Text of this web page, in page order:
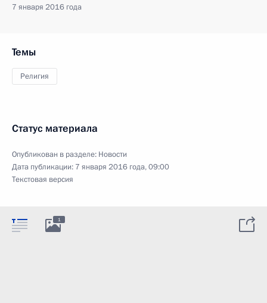
7 января 2016 года
Темы
Религия
Статус материала
Опубликован в разделе: Новости
Дата публикации: 7 января 2016 года, 09:00
Текстовая версия
1